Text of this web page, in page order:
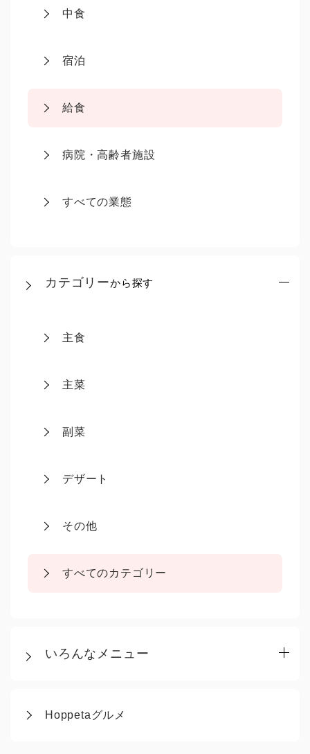
中食
宿泊
給食
病院・高齢者施設
すべての業態
カテゴリーから探す
主食
主菜
副菜
デザート
その他
すべてのカテゴリー
いろんなメニュー
Hoppetaグルメ